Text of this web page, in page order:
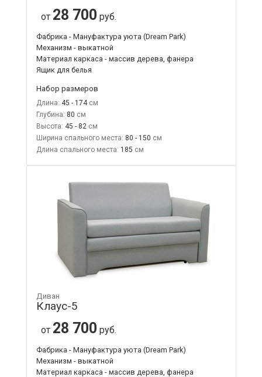
от 28 700 руб.
Фабрика - Мануфактура уюта (Dream Park)
Механизм - выкатной
Материал каркаса - массив дерева, фанера
Ящик для белья
Набор размеров
Длина: 45 - 174
Глубина: 80
Высота: 45 - 82
Ширина спального места: 80 - 150
Длина спального места: 185
Диван
Клаус-5
от 28 700 руб.
Фабрика - Мануфактура уюта (Dream Park)
Механизм - выкатной
Материал каркаса - массив дерева, фанера